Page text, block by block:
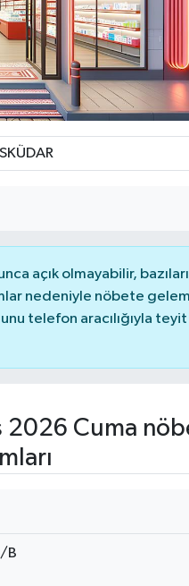
açık olmayabilir,
nedeniyle nöbete
telefon aracılığıyla
2026 Cuma
B